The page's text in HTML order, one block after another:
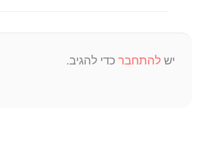
יש להתחבר כדי להגיב.